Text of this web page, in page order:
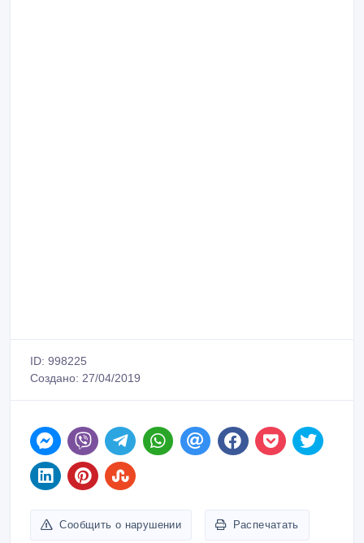
ID: 998225
Создано: 27/04/2019
Сообщить о нарушении Распечатать